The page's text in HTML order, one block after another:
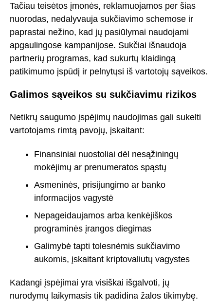
Tačiau teisėtos įmonės, reklamuojamos per šias
nuorodas, nedalyvauja sukčiavimo schemose ir
paprastai nežino, kad jų pasiūlymai naudojami
apgaulingose kampanijose. Sukčiai išnaudoja
partnerių programas, kad sukurtų klaidingą
patikimumo įspūdį ir pelnytųsi iš vartotojų sąveikos.
Galimos sąveikos su sukčiavimu rizikos
Netikrų saugumo įspėjimų naudojimas gali sukelti
vartotojams rimtą pavojų, įskaitant:
Finansiniai nuostoliai dėl nesąžiningų
mokėjimų ar prenumeratos spąstų
Asmeninės, prisijungimo ar banko
informacijos vagystė
Nepageidaujamos arba kenkėjiškos
programinės įrangos diegimas
Galimybė tapti tolesnėmis sukčiavimo
aukomis, įskaitant kriptovaliutų vagystes
Kadangi įspėjimai yra visiškai išgalvoti, jų
nurodymų laikymasis tik padidina žalos tikimybę.